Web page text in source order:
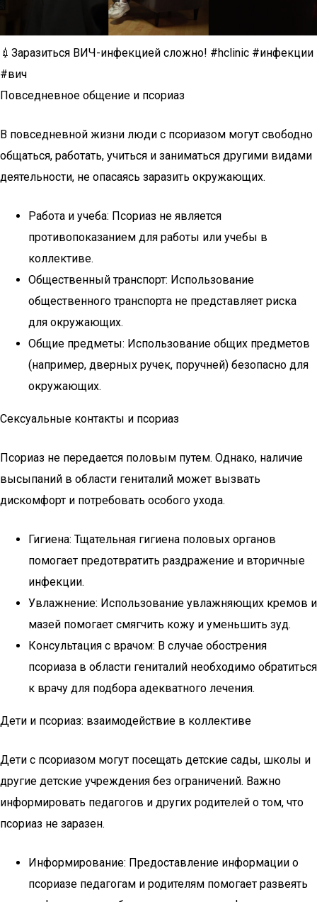
💉Заразиться ВИЧ-инфекцией сложно! #hclinic #инфекции
#вич
Повседневное общение и псориаз
В повседневной жизни люди с псориазом могут свободно
общаться, работать, учиться и заниматься другими видами
деятельности, не опасаясь заразить окружающих.
Работа и учеба: Псориаз не является
противопоказанием для работы или учебы в
коллективе.
Общественный транспорт: Использование
общественного транспорта не представляет риска
для окружающих.
Общие предметы: Использование общих предметов
(например, дверных ручек, поручней) безопасно для
окружающих.
Сексуальные контакты и псориаз
Псориаз не передается половым путем. Однако, наличие
высыпаний в области гениталий может вызвать
дискомфорт и потребовать особого ухода.
Гигиена: Тщательная гигиена половых органов
помогает предотвратить раздражение и вторичные
инфекции.
Увлажнение: Использование увлажняющих кремов и
мазей помогает смягчить кожу и уменьшить зуд.
Консультация с врачом: В случае обострения
псориаза в области гениталий необходимо обратиться
к врачу для подбора адекватного лечения.
Дети и псориаз: взаимодействие в коллективе
Дети с псориазом могут посещать детские сады, школы и
другие детские учреждения без ограничений. Важно
информировать педагогов и других родителей о том, что
псориаз не заразен.
Информирование: Предоставление информации о
псориазе педагогам и родителям помогает развеять